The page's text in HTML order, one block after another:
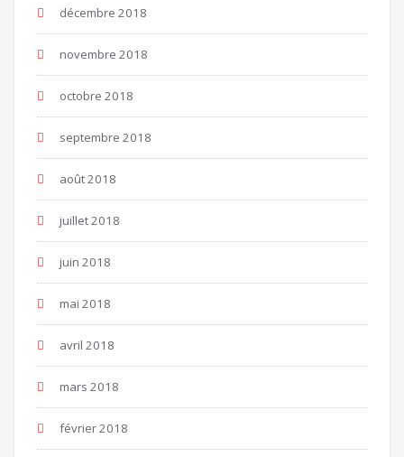
décembre 2018
novembre 2018
octobre 2018
septembre 2018
août 2018
juillet 2018
juin 2018
mai 2018
avril 2018
mars 2018
février 2018